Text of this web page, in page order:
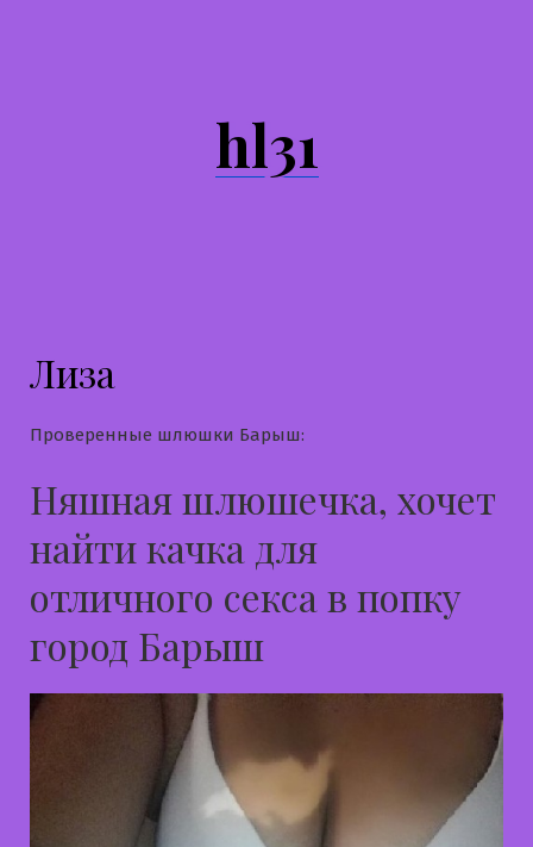
hl31
Лиза
Проверенные шлюшки Барыш:
Няшная шлюшечка, хочет
найти качка для
отличного секса в попку
город Барыш